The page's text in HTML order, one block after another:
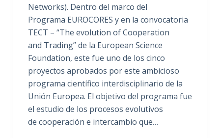
Networks). Dentro del marco del
Programa EUROCORES y en la convocatoria
TECT – “The evolution of Cooperation
and Trading” de la European Science
Foundation, este fue uno de los cinco
proyectos aprobados por este ambicioso
programa científico interdisciplinario de la
Unión Europea. El objetivo del programa fue
el estudio de los procesos evolutivos
de cooperación e intercambio que…